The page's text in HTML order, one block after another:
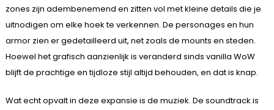
zones zijn adembenemend en zitten vol met kleine details die je
uitnodigen om elke hoek te verkennen. De personages en hun
armor zien er gedetailleerd uit, net zoals de mounts en steden.
Hoewel het grafisch aanzienlijk is veranderd sinds vanilla WoW
blijft de prachtige en tijdloze stijl altijd behouden, en dat is knap.
Wat echt opvalt in deze expansie is de muziek. De soundtrack is